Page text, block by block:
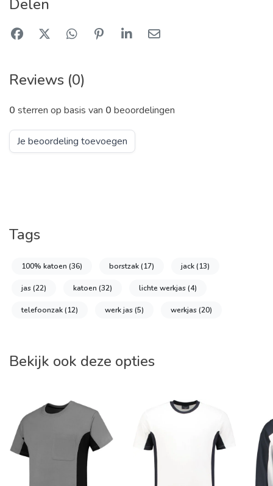
Delen
Reviews (0)
0 sterren op basis van 0 beoordelingen
Je beoordeling toevoegen
Tags
100% katoen (36) borstzak(17) jack(13)
jas(22) katoen (32) lichte werkjas(4)
telefoonzak(12) werk jas(5) werkjas(20)
Bekijk ook deze opties